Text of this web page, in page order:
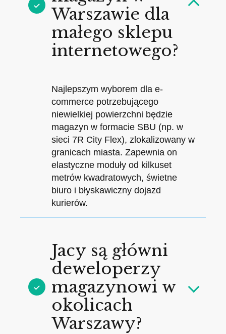
Warszawie dla
małego sklepu
internetowego?
Najlepszym wyborem dla e-
commerce potrzebującego
niewielkiej powierzchni będzie
magazyn w formacie SBU (np. w
sieci 7R City Flex), zlokalizowany w
granicach miasta. Zapewnia on
elastyczne moduły od kilkuset
metrów kwadratowych, świetne
biuro i błyskawiczny dojazd
kurierów.
Jacy są główni
deweloperzy
magazynowi w
okolicach
Warszawy?